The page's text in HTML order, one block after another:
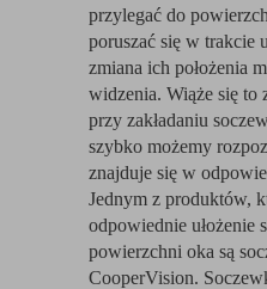
przylegać do
poruszać się w trakcie
zmiana ich położenia
widzenia. Wiąże się to
przy zakładaniu
szybko możemy
znajduje się w
Jednym z produktów,
odpowiednie ułożenie
powierzchni oka są
CooperVision.